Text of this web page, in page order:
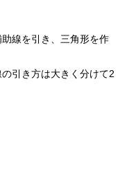
線を引き、三角形を作
引き方は大きく分けて2